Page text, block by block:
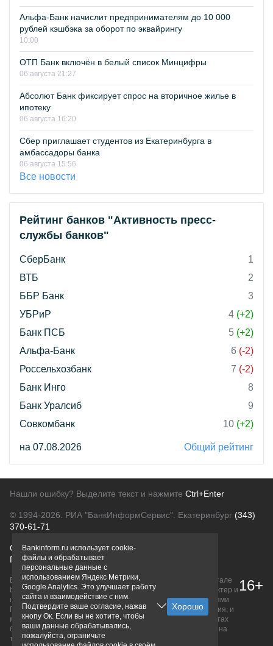
Альфа-Банк начислит предпринимателям до 10 000
рублей кэшбэка за оборот по эквайрингу
10:00
ОТП Банк включён в белый список Минцифры
06 августа 21:27
Абсолют Банк фиксирует спрос на вторичное жилье в
ипотеку
06 августа 16:20
Сбер приглашает студентов из Екатеринбурга в
амбассадоры банка
06 августа 15:56
Все новости
Рейтинг банков "Активность пресс-
службы банков"
СберБанк
1
ВТБ
2
ББР Банк
3
УБРиР
4 (+2)
Банк ПСБ
5 (+2)
Альфа-Банк
6 (-2)
Россельхозбанк
7 (-2)
Банк Инго
8
Банк Уралсиб
9
Совкомбанк
10 (+2)
на 07.08.2026 Общий рейтинг
Нашли ошибку? Выделите текст и нажмите Ctrl+Enter
© 1994-2026. РИА "БанкИнформСервис". Екатеринбург (343)
370-61-71
О проектеПолитика конфиденциальности
Правовая информацияДля рекламодателей
Вся информация о продуктах банков, размещенная на портале
bankinform.ru, носит исключительно ознакомительный характер и
не является публичной офертой, определяемой положениями
ГК РФ. Информация не содержит точного и полного описания, и
может быть изменена. Конечные условия уточняйте на сайтах
банков или при личном обращении. Исключительное право на
товарные знаки принадлежит их правообладателям.
16+
Bankinform.ru использует cookie-
файлы и обрабатывает
персональные данные с
использованием Яндекс Метрики,
Google Analytics. Это улучшает работу
сайта и взаимодействие с ним.
Подтвердите ваше согласие, нажав
кнопу Ок. Если вы не хотите, чтобы
ваши данные обрабатывались,
пожалуйста, ограничьте